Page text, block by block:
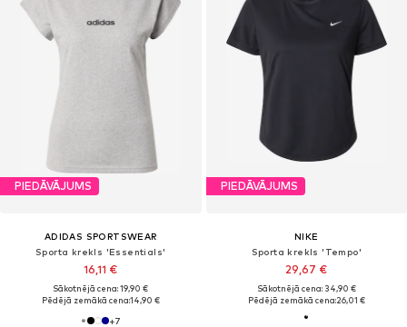
PIEDĀVĀJUMS
ADIDAS SPORTSWEAR
Sporta krekls 'Essentials'
16,11 €
Sākotnējā cena: 19,90 €
Pēdējā zemākā cena:14,90 €
+7
PIEDĀVĀJUMS
NIKE
Sporta krekls 'Tempo'
29,67 €
Sākotnējā cena: 34,90 €
Pēdējā zemākā cena:26,01 €